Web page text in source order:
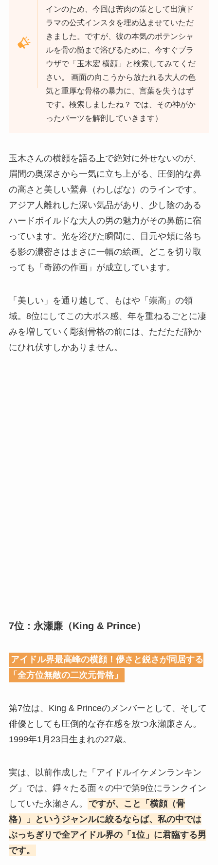
インのため、今回は苦肉の策として出演ド
ラマの公式インスタを埋め込ませていただ
きました。ですが、彼の本気のポテンシャ
ルを骨の髄まで浴びるために、今すぐブラ
ウザで「玉木宏 横顔」と検索してみてくだ
さい。 画面の向こうから放たれる大人の色
気と重厚な骨格の暴力に、言葉を失うはず
です。検索しましたね？ では、その神がか
ったパーツを解剖していきます）
玉木さんの横顔を語る上で絶対に外せないのが、
眉間の奥深さから一気に立ち上がる、圧倒的な鼻
の高さと美しい鷲鼻（わしばな）のラインです。
アジア人離れした深い気品があり、少し陰のある
ハードボイルドな大人の男の魅力がその鼻筋に宿
っています。光を浴びた瞬間に、目元や頬に落ち
る影の濃密さはまさに一幅の絵画。どこを切り取
っても「奇跡の作画」が成立しています。
「美しい」を通り越して、もはや「崇高」の領
域。8位にしてこの大ボス感、年を重ねるごとに凄
みを増していく彫刻骨格の前には、ただただ静か
にひれ伏すしかありません。
7位：永瀬廉（King & Prince）
アイドル界最高峰の横顔！儚さと鋭さが同居する
「全方位無敵の二次元骨格」
第7位は、King & Princeのメンバーとして、そして
俳優としても圧倒的な存在感を放つ永瀬廉さん。
1999年1月23日生まれの27歳。
実は、以前作成した「アイドルイケメンランキン
グ」では、錚々たる面々の中で第9位にランクイン
していた永瀬さん。
ですが、こと「横顔（骨
格）」というジャンルに絞るならば、私の中では
ぶっちぎりで全アイドル界の「1位」に君臨する男
です。